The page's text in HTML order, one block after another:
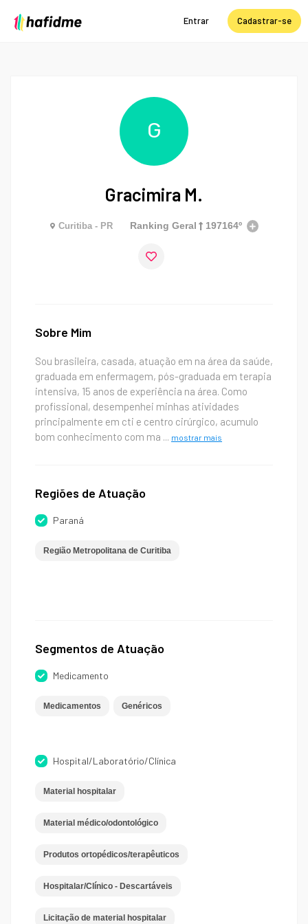
Entrar Cadastrar-se
G
Gracimira M.
Curitiba - PR Ranking Geral 197164º
Sobre Mim
Sou brasileira, casada, atuação em na área da saúde,
graduada em enfermagem, pós-graduada em terapia
intensiva, 15 anos de experiência na área. Como
profissional, desempenhei minhas atividades
principalmente em cti e centro cirúrgico, acumulo
bom conhecimento com ma ... mostrar mais
Regiões de Atuação
Paraná
Região Metropolitana de Curitiba
Segmentos de Atuação
Medicamento
Medicamentos Genéricos
Hospital/Laboratório/Clínica
Material hospitalar
Material médico/odontológico
Produtos ortopédicos/terapêuticos
Hospitalar/Clínico - Descartáveis
Licitação de material hospitalar